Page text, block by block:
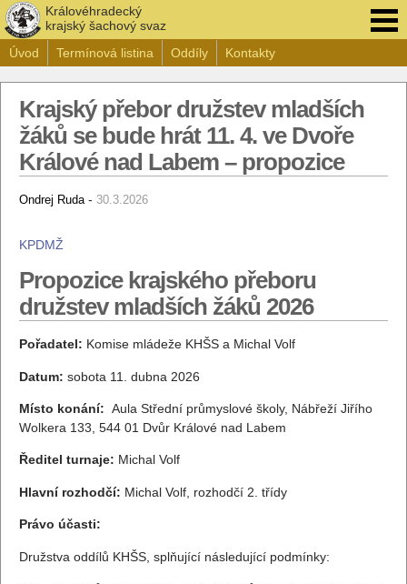
Královéhradecký
krajský šachový svaz
Úvod
Termínová listina Oddíly Kontakty
Krajský přebor družstev mladších
žáků se bude hrát 11. 4. ve Dvoře
Králové nad Labem – propozice
Ondrej Ruda - 30.3.2026
KPDMŽ
Propozice krajského přeboru
družstev mladších žáků 2026
Pořadatel: Komise mládeže KHŠS a Michal Volf
Datum: sobota 11. dubna 2026
Místo konání: Aula Střední průmyslové školy, Nábřeží Jiřího
Wolkera 133, 544 01 Dvůr Králové nad Labem
Ředitel turnaje: Michal Volf
Hlavní rozhodčí: Michal Volf, rozhodčí 2. třídy
Právo účasti:
Družstva oddílů KHŠS, splňující následující podmínky: